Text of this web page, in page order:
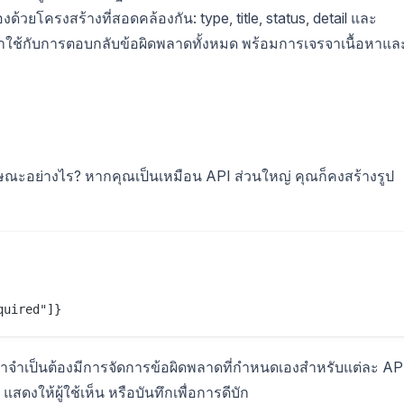
วยโครงสร้างที่สอดคล้องกัน: type, title, status, detail และ
ใช้กับการตอบกลับข้อผิดพลาดทั้งหมด พร้อมการเจรจาเนื้อหาแล
อย่างไร? หากคุณเป็นเหมือน API ส่วนใหญ่ คุณก็คงสร้างรูป
ำเป็นต้องมีการจัดการข้อผิดพลาดที่กำหนดเองสำหรับแต่ละ
สดงให้ผู้ใช้เห็น หรือบันทึกเพื่อการดีบัก